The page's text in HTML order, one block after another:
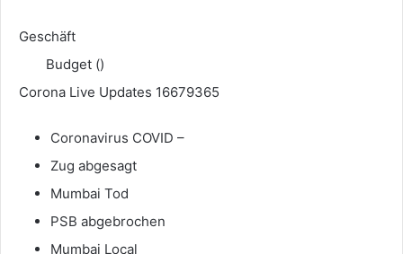
Geschäft
Budget ()
Corona Live Updates 16679365
Coronavirus COVID –
Zug abgesagt
Mumbai Tod
PSB abgebrochen
Mumbai Local